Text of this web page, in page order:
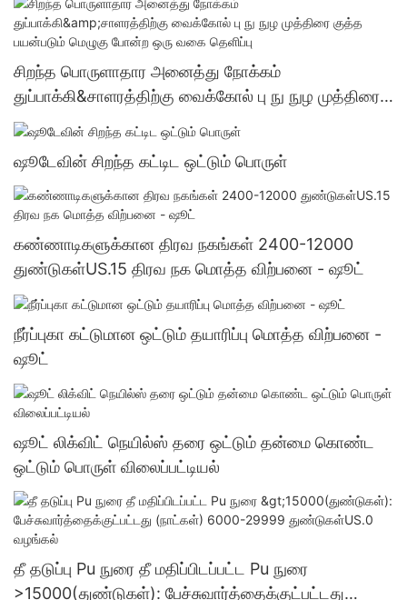
சிறந்த பொருளாதார அனைத்து நோக்கம்
துப்பாக்கி&சாளரத்திற்கு வைக்கோல் பு நு நுழ முத்திரை
குத்த பயன்படும் மெழுகு போன்ற ஒரு வகை தெளிப்பு
ஷூடேவின் சிறந்த கட்டிட ஒட்டும் பொருள்
கண்ணாடிகளுக்கான திரவ நகங்கள் 2400-12000
துண்டுகள்US.15 திரவ நக மொத்த விற்பனை - ஷூட்
நீர்ப்புகா கட்டுமான ஒட்டும் தயாரிப்பு மொத்த விற்பனை -
ஷூட்
ஷூட் லிக்விட் நெயில்ஸ் தரை ஒட்டும் தன்மை கொண்ட
ஒட்டும் பொருள் விலைப்பட்டியல்
தீ தடுப்பு Pu நுரை தீ மதிப்பிடப்பட்ட Pu நுரை
>15000(துண்டுகள்): பேச்சுவார்த்தைக்குட்பட்டது